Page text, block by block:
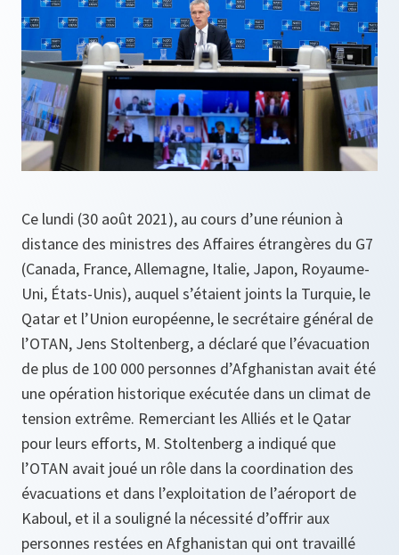
Ce lundi (30 août 2021), au cours d’une réunion à
distance des ministres des Affaires étrangères du G7
(Canada, France, Allemagne, Italie, Japon, Royaume-
Uni, États-Unis), auquel s’étaient joints la Turquie, le
Qatar et l’Union européenne, le secrétaire général de
l’OTAN, Jens Stoltenberg, a déclaré que l’évacuation
de plus de 100 000 personnes d’Afghanistan avait été
une opération historique exécutée dans un climat de
tension extrême. Remerciant les Alliés et le Qatar
pour leurs efforts, M. Stoltenberg a indiqué que
l’OTAN avait joué un rôle dans la coordination des
évacuations et dans l’exploitation de l’aéroport de
Kaboul, et il a souligné la nécessité d’offrir aux
personnes restées en Afghanistan qui ont travaillé